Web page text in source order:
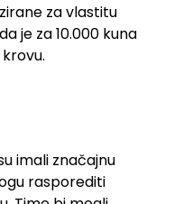
za vlastitu
je za 10.000 kuna
imali značajnu
rasporediti